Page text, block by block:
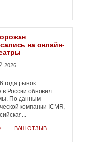
на онлайн-
2026
года рынок
в России обновил
По данным
компании ICMR,
ВАШ ОТЗЫВ